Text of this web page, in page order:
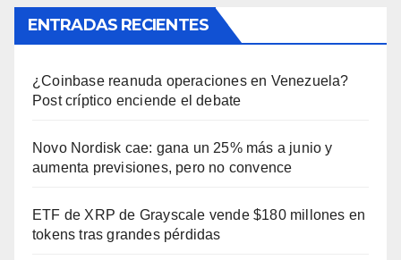
ENTRADAS RECIENTES
¿Coinbase reanuda operaciones en Venezuela?
Post críptico enciende el debate
Novo Nordisk cae: gana un 25% más a junio y
aumenta previsiones, pero no convence
ETF de XRP de Grayscale vende $180 millones en
tokens tras grandes pérdidas